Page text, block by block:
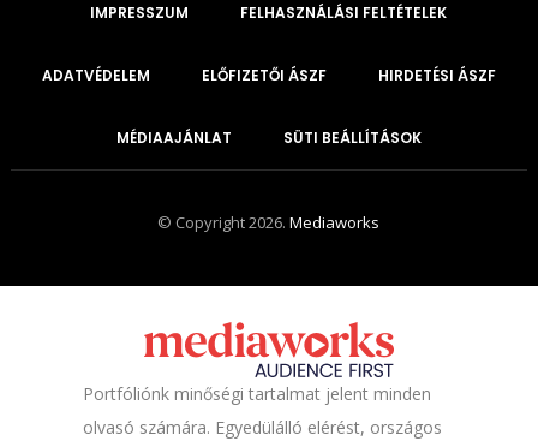
IMPRESSZUM FELHASZNÁLÁSI FELTÉTELEK
ADATVÉDELEM ELŐFIZETŐI ÁSZF HIRDETÉSI ÁSZF
MÉDIAAJÁNLAT SÜTI BEÁLLÍTÁSOK
© Copyright 2026.Mediaworks
Portfóliónk minőségi tartalmat jelent minden
olvasó számára. Egyedülálló elérést, országos